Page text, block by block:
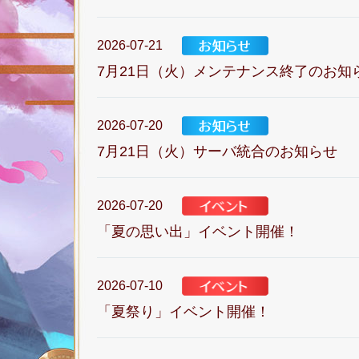
2026-07-21
7月21日（火）メンテナンス終了のお知
2026-07-20
7月21日（火）サーバ統合のお知らせ
2026-07-20
「夏の思い出」イベント開催！
2026-07-10
「夏祭り」イベント開催！